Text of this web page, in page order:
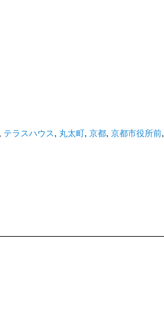
, テラスハウス, 丸太町, 京都, 京都市役所前,